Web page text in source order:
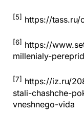
[5] https://tass.ru/
[6] https://
millenialy-
[7] https://iz.ru/
stali-chashche-
vneshnego-vida